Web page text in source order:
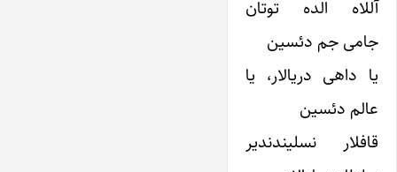
آللاه الده توتان
جامی جم دئسین
یا داهی دریالار، یا
عالم دئسین
قافلار نسلیندندیر